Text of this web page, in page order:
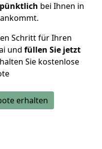
bei Ihnen in
Schritt für Ihren
und füllen Sie jetzt
Sie kostenlose
erhalten